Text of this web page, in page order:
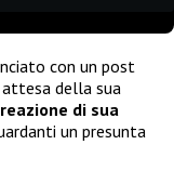
con un post
attesa della sua
reazione di sua
un presunta